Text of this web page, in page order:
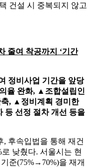
건설 시 중복되지 않고
줄여 착공까지 ‘기간
정비사업 기간을 앞당
율 완화, ▲ 조합설립인
, ▲ 정비계획 경미한
등 선정 절차 개선 등을
, 후속입법을 통해 재건
낮췄다. 서울시는 현
준(75%→70%)을 재개